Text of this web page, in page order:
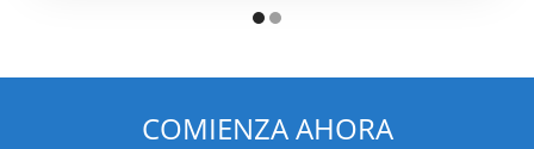
COMIENZA AHORA